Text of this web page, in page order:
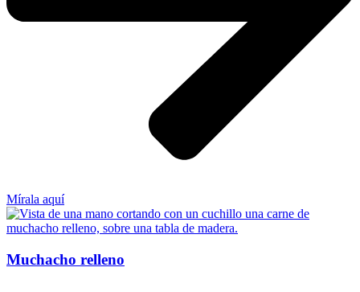
Mírala aquí
Muchacho relleno